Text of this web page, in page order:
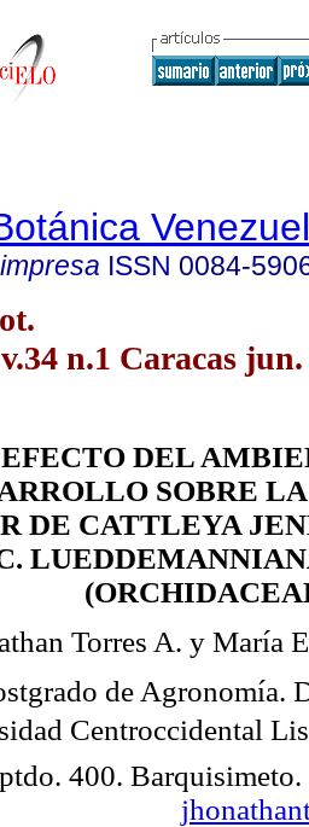
ISSN 0084-
n.1 Caracas jun.
EFECTO DEL
SOBRE
DE CATTLEYA
Torres A. y María
de Agronomía.
Centroccidental
400. Barquisimeto.